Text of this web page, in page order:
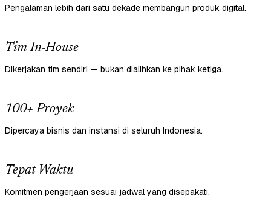
Pengalaman lebih dari satu dekade membangun produk digital.
Tim In-House
Dikerjakan tim sendiri — bukan dialihkan ke pihak ketiga.
100+ Proyek
Dipercaya bisnis dan instansi di seluruh Indonesia.
Tepat Waktu
Komitmen pengerjaan sesuai jadwal yang disepakati.